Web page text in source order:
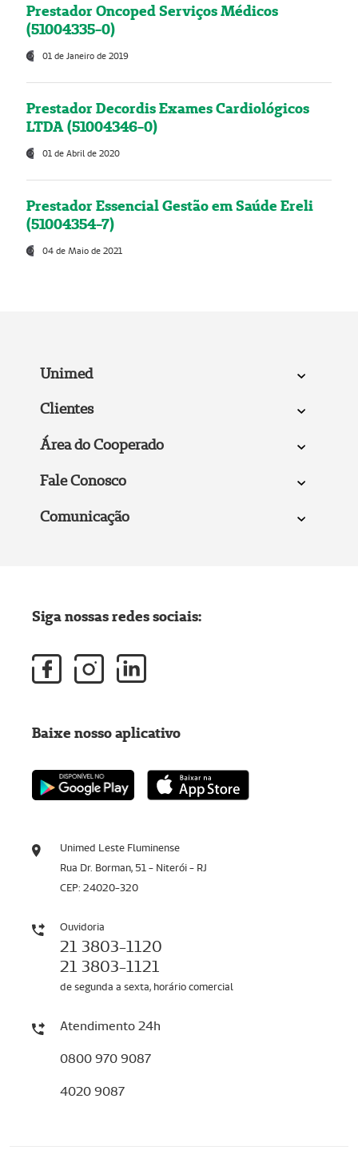
Prestador Oncoped Serviços Médicos
(51004335-0)
01 de Janeiro de 2019
Prestador Decordis Exames Cardiológicos
LTDA (51004346-0)
01 de Abril de 2020
Prestador Essencial Gestão em Saúde Ereli
(51004354-7)
04 de Maio de 2021
Unimed
Clientes
Área do Cooperado
Fale Conosco
Comunicação
Unimed Leste Fluminense
Rua Dr. Borman, 51 - Niterói - RJ
CEP: 24020-320
Ouvidoria
21 3803-1120
21 3803-1121
de segunda a sexta, horário comercial
Atendimento 24h
0800 970 9087
4020 9087
Siga nossas redes sociais:
Baixe nosso aplicativo